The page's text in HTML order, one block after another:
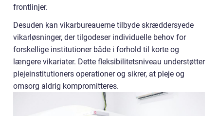
frontlinjer.
Desuden kan vikarbureauerne tilbyde skræddersyede
vikarløsninger, der tilgodeser individuelle behov for
forskellige institutioner både i forhold til korte og
længere vikariater. Dette fleksibilitetsniveau understøtter
plejeinstitutioners operationer og sikrer, at pleje og
omsorg aldrig kompromitteres.